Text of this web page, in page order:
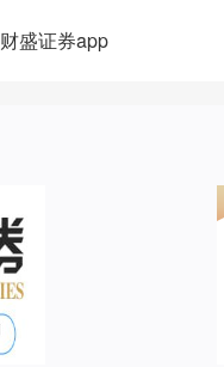
财盛证券app